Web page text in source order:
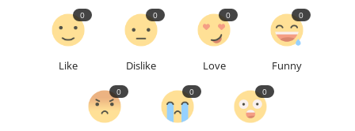
Like
0
Dislike
0
Love
0
Funny
0
0 0 0